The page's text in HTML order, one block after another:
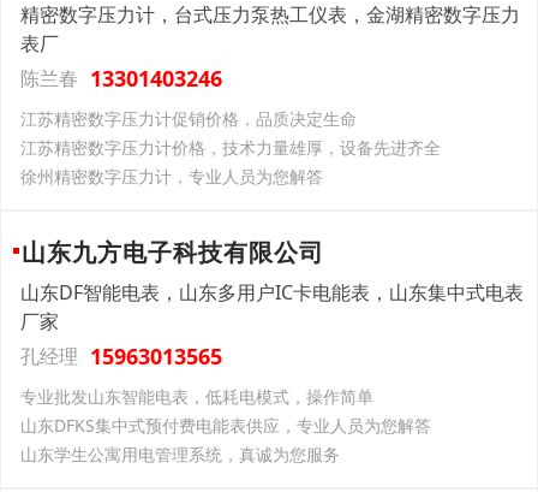
精密数字压力计，台式压力泵热工仪表，金湖精密数字压力
表厂
陈兰春 13301403246
江苏精密数字压力计促销价格，品质决定生命
江苏精密数字压力计价格，技术力量雄厚，设备先进齐全
徐州精密数字压力计，专业人员为您解答
山东九方电子科技有限公司
山东DF智能电表，山东多用户IC卡电能表，山东集中式电表
厂家
孔经理 15963013565
专业批发山东智能电表，低耗电模式，操作简单
山东DFKS集中式预付费电能表供应，专业人员为您解答
山东学生公寓用电管理系统，真诚为您服务